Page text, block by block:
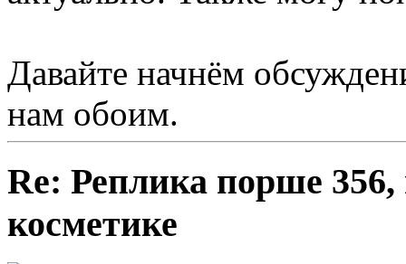
Давайте начнём
нам обоим.
Re: Реплика порше 356,
косметике